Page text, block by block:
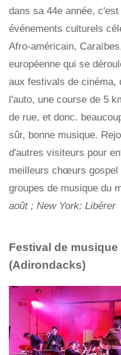
dans sa 44e année,
événements culturels
Afro-américain,
européenne qui se
aux festivals de cinéma,
l'auto, une course de 5
de rue, et donc.
sûr, bonne musique.
d'autres visiteurs pour
meilleurs chœurs gospel
groupes de musique du
août ; New York; Libérer
Festival de musique
(Adirondacks)